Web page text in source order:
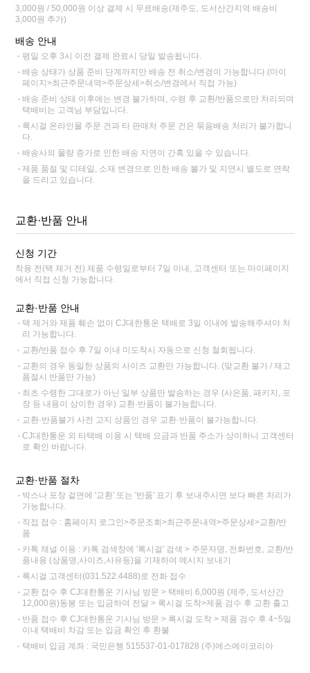
3,000원 / 50,000원 이상 결제 시 무료배송(제주도, 도서산간지역 배송비
3,000원 추가)
배송 안내
평일 오후 3시 이전 결제 완료시 당일 발송됩니다.
배송 상태가 상품 준비 단계까지만 배송 전 취소/변경이 가능합니다.(마이
페이지>최근주문내역>주문상세>취소/변경에서 직접 가능)
배송 준비 상태 이후에는 변경 불가하며, 수령 후 교환/반품으로만 처리되며
택배비는 고객님 부담입니다.
록시걸 온라인몰 주문 건과 타 판매처 주문 건은 묶음배송 처리가 불가합니
다.
배송사의 물량 증가로 인한 배송 지연이 간혹 있을 수 있습니다.
제품 품절 및 디테일, 소재 변경으로 인한 배송 불가 및 지연시 별도로 연락
을 드리고 있습니다.
교환·반품 안내
신청 기간
착용 전(택 제거 전) 제품 수령일로부터 7일 이내, 고객센터 또는 마이페이지
에서 직접 신청 가능합니다.
교환·반품 안내
택 제거와 제품 훼손 없이 CJ대한통운 택배로 3일 이내에 발송해주셔야 처
리 가능합니다.
교환/반품 접수 후 7일 이내 미도착시 자동으로 신청 철회됩니다.
교환의 경우 동일한 상품의 사이즈 교환만 가능합니다. (맞교환 불가 / 재고
품절시 반품만 가능)
최초 수령한 그대로가 아닌 일부 상품만 발송하는 경우 (사은품, 패키지, 포
장 등 내용이 상이한 경우) 교환·반품이 불가능합니다.
교환·반품불가 사전 고지 상품인 경우 교환·반품이 불가능합니다.
CJ대한통운 외 타택배 이용 시 택배 요금과 반품 주소가 상이하니 고객센터
로 확인 바랍니다.
교환·반품 절차
박스나 포장 겉면에 '교환' 또는 '반품' 표기 후 보내주시면 보다 빠른 처리가
가능합니다.
직접 접수 : 홈페이지 로그인>주문조회>최근주문내역>주문상세>교환/반
품
카톡 채널 이용 : 카톡 검색창에 '록시걸' 검색 > 주문자명, 전화번호, 교환/반
품내용 (상품명,사이즈,사유등)을 기재하여 메시지 보내기
록시걸 고객센터(031.522.4488)로 전화 접수
교환 접수 후 CJ대한통운 기사님 방문 > 택배비 6,000원 (제주, 도서산간
12,000원)동봉 또는 입금하여 전달 > 록시걸 도착>제품 검수 후 교환 출고
반품 접수 후 CJ대한통운 기사님 방문 > 록시걸 도착 > 제품 검수 후 4~5일
이내 택배비 차감 또는 입금 확인 후 환불
택배비 입금 계좌 : 국민은행 515537-01-017828 (주)에스에이코리아